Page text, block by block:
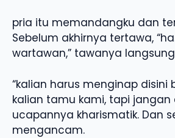
pria itu memandangku dan
Sebelum akhirnya tertawa,
wartawan,” tawanya
“kalian harus menginap disini
kalian tamu kami, tapi jangan
ucapannya kharismatik. Dan
mengancam.